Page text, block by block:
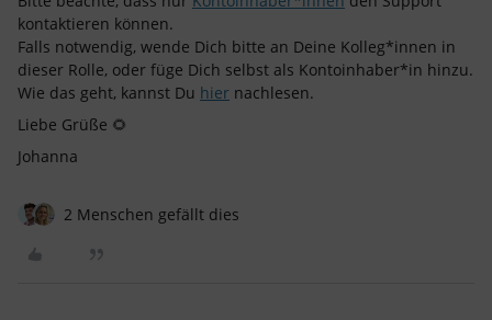
kontaktieren können.
Falls notwendig, wende Dich bitte an Deine Kolleg*innen in
dieser Rolle, oder füge Dich selbst als Kontoinhaber*in hinzu.
Wie das geht, kannst Du hier nachlesen.
Liebe Grüße 🌻
Johanna
2 Menschen gefällt dies